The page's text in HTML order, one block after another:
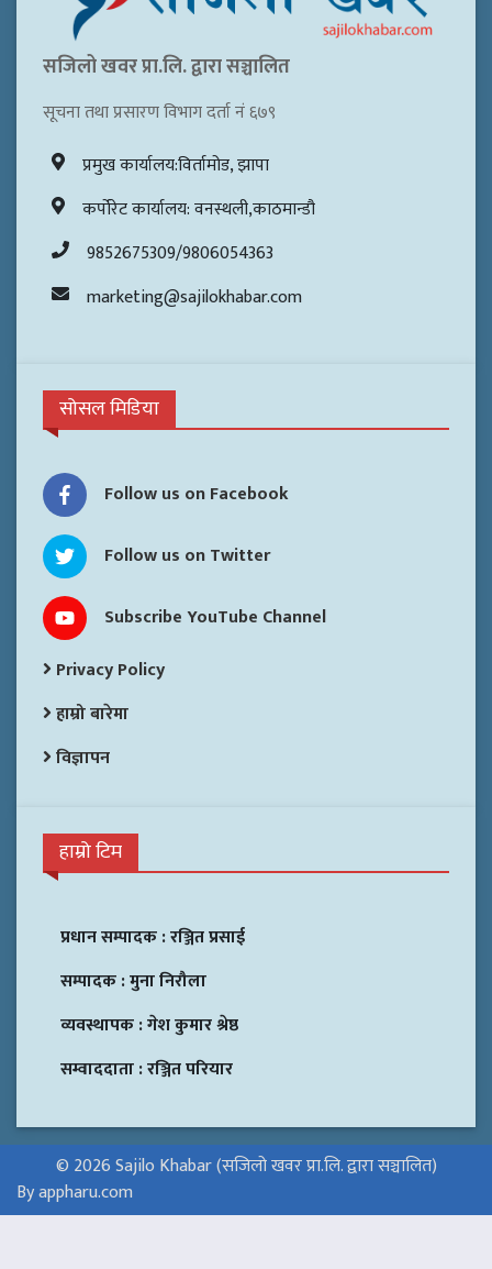
सजिलो खवर प्रा.लि. द्वारा सञ्चालित
सूचना तथा प्रसारण विभाग दर्ता नं ६७९
प्रमुख कार्यालय:विर्तामोड, झापा
कर्पोरेट कार्यालय: वनस्थली,काठमान्डौ
9852675309/9806054363
marketing@sajilokhabar.com
सोसल मिडिया
Follow us on Facebook
Follow us on Twitter
Subscribe YouTube Channel
Privacy Policy
हाम्रो बारेमा
विज्ञापन
हाम्रो टिम
प्रधान सम्पादक :रञ्जित प्रसाई
सम्पादक :मुना निरौला
व्यवस्थापक :गेश कुमार श्रेष्ठ
सम्वाददाता :रञ्जित परियार
© 2026 Sajilo Khabar (सजिलो खवर प्रा.लि. द्वारा सञ्चालित)
By appharu.com